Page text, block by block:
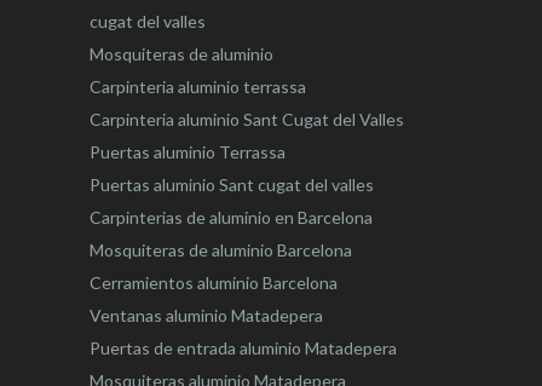
cugat del valles
Mosquiteras de aluminio
Carpinteria aluminio terrassa
Carpinteria aluminio Sant Cugat del Valles
Puertas aluminio Terrassa
Puertas aluminio Sant cugat del valles
Carpinterias de aluminio en Barcelona
Mosquiteras de aluminio Barcelona
Cerramientos aluminio Barcelona
Ventanas aluminio Matadepera
Puertas de entrada aluminio Matadepera
Mosquiteras aluminio Matadepera